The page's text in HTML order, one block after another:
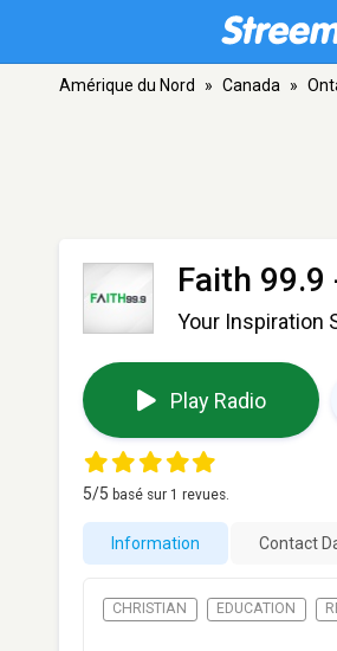
Amérique du Nord » Canada »
Faith 99.9
Your Inspiration
Play Radio
5/5 basé sur 1 revues.
Information Contact
CHRISTIAN EDUCATION